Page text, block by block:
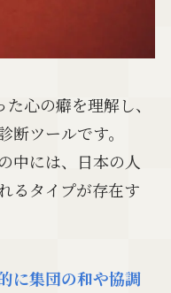
心の癖を理解し、
断ツールです。
中には、日本の人
るタイプが存在す
に集団の和や協調